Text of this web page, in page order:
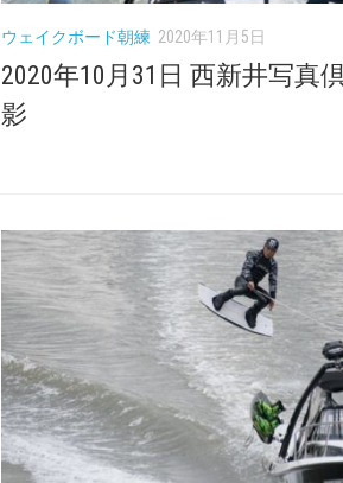
ウェイクボード朝練 2020年11月5日
2020年10月31日 西新井写真
影